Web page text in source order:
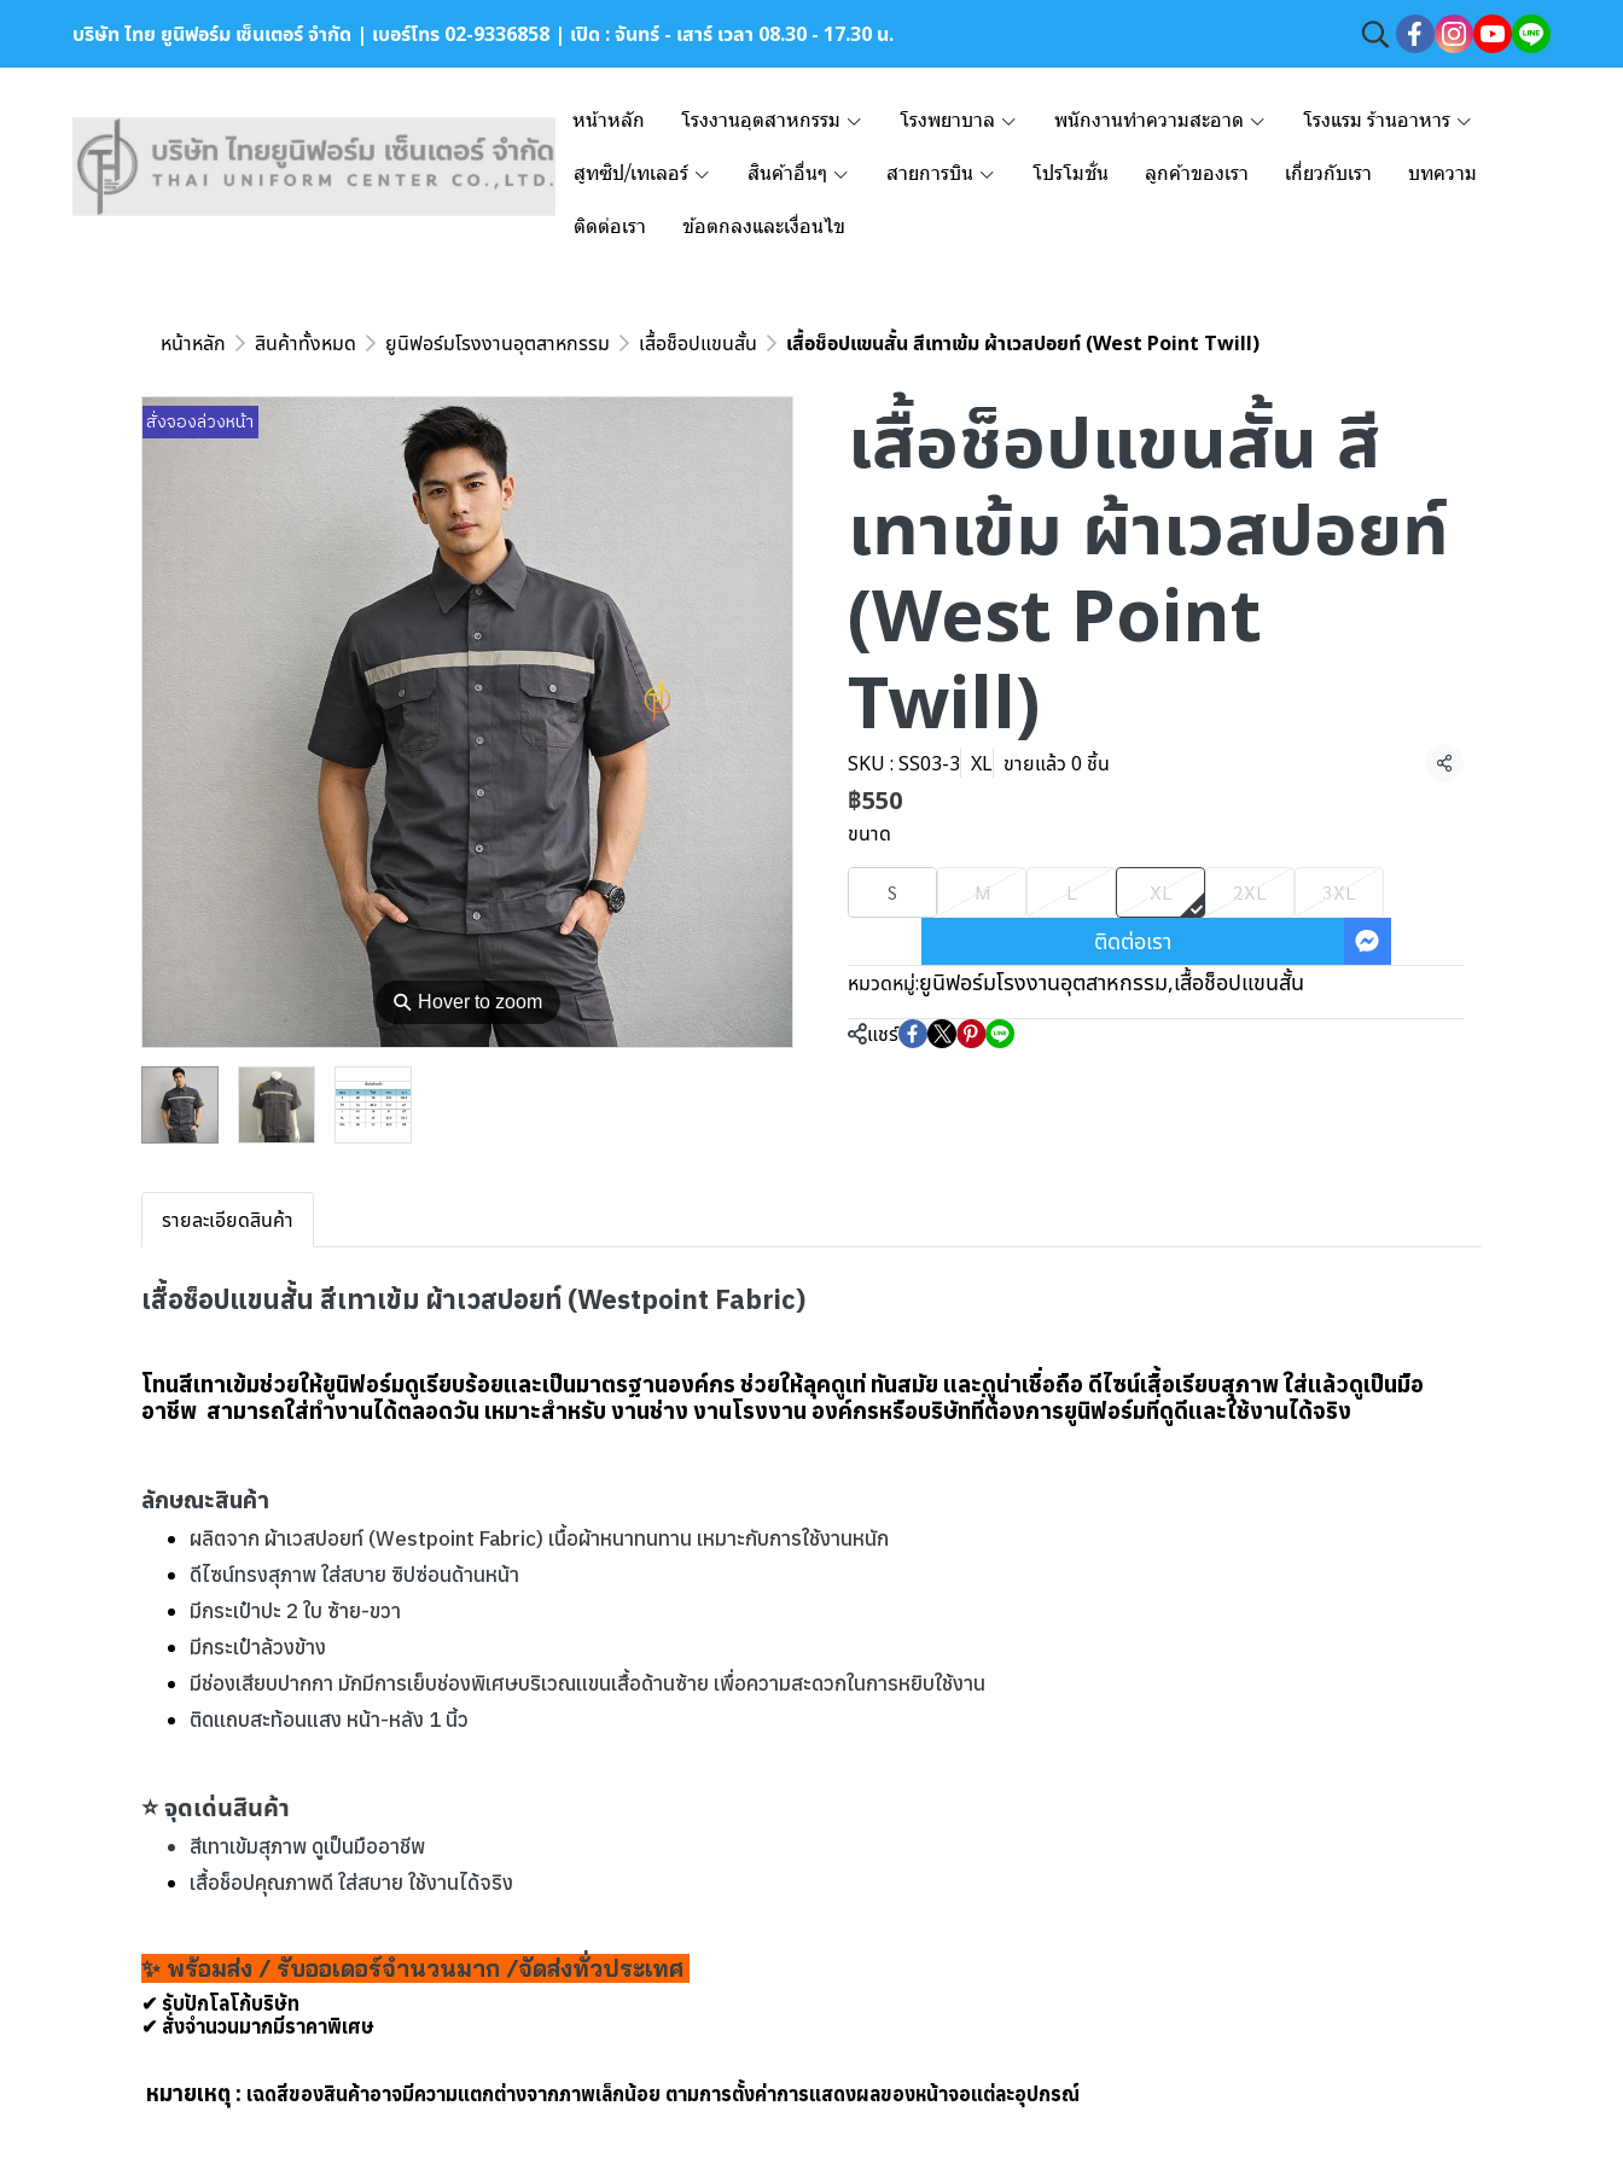
บริษัท ไทย ยูนิฟอร์ม เซ็นเตอร์ จำกัด | เบอร์โทร 02-9336858 | เปิด : จันทร์ - เสาร์ เวลา 08.30 - 17.30 น.
หน้าหลัก โรงงานอุตสาหกรรม โรงพยาบาล พนักงานทำความสะอาด โรงแรม ร้านอาหาร
สูทซิป/เทเลอร์ สินค้าอื่นๆ สายการบิน โปรโมชั่น ลูกค้าของเรา เกี่ยวกับเรา บทความ
ติดต่อเรา ข้อตกลงและเงื่อนไข
หน้าหลัก สินค้าทั้งหมด ยูนิฟอร์มโรงงานอุตสาหกรรม เสื้อช็อปแขนสั้น เสื้อช็อปแขนสั้น สีเทาเข้ม ผ้าเวสปอยท์ (West Point Twill)
⚲ Hover to zoom
สั่งจองล่วงหน้า
เสื้อช็อปแขนสั้น สี
เทาเข้ม ผ้าเวสปอยท์
(West Point
Twill)
SKU : SS03-3 XL ขายแล้ว 0 ชิ้น แชร์
฿550
ขนาด
S M L XL 2XL 3XL
ติดต่อเรา
หมวดหมู่:ยูนิฟอร์มโรงงานอุตสาหกรรม,เสื้อช็อปแขนสั้น
แชร์
รายละเอียดสินค้า
เสื้อช็อปแขนสั้น สีเทาเข้ม ผ้าเวสปอยท์ (Westpoint Fabric)
โทนสีเทาเข้มช่วยให้ยูนิฟอร์มดูเรียบร้อยและเป็นมาตรฐานองค์กร ช่วยให้ลุคดูเท่ ทันสมัย และดูน่าเชื่อถือ ดีไซน์เสื้อเรียบสุภาพ ใส่แล้วดูเป็นมือ
อาชีพ สามารถใส่ทำงานได้ตลอดวัน เหมาะสำหรับ งานช่าง งานโรงงาน องค์กรหรือบริษัทที่ต้องการยูนิฟอร์มที่ดูดีและใช้งานได้จริง
ลักษณะสินค้า
ผลิตจาก ผ้าเวสปอยท์ (Westpoint Fabric) เนื้อผ้าหนาทนทาน เหมาะกับการใช้งานหนัก
ดีไซน์ทรงสุภาพ ใส่สบาย ซิปซ่อนด้านหน้า
มีกระเป๋าปะ 2 ใบ ซ้าย-ขวา
มีกระเป๋าล้วงข้าง
มีช่องเสียบปากกา มักมีการเย็บช่องพิเศษบริเวณแขนเสื้อด้านซ้าย เพื่อความสะดวกในการหยิบใช้งาน
ติดเเถบสะท้อนแสง หน้า-หลัง 1 นิ้ว
⭐ จุดเด่นสินค้า
สีเทาเข้มสุภาพ ดูเป็นมืออาชีพ
เสื้อช็อปคุณภาพดี ใส่สบาย ใช้งานได้จริง
✨ พร้อมส่ง / รับออเดอร์จำนวนมาก /จัดส่งทั่วประเทศ
✔ รับปักโลโก้บริษัท
✔ สั่งจำนวนมากมีราคาพิเศษ
หมายเหตุ : เฉดสีของสินค้าอาจมีความแตกต่างจากภาพเล็กน้อย ตามการตั้งค่าการแสดงผลของหน้าจอแต่ละอุปกรณ์